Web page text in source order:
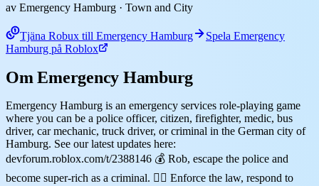
av Emergency Hamburg · Town and City
Tjäna Robux till Emergency Hamburg
Spela Emergency
Hamburg på Roblox
Om Emergency Hamburg
Emergency Hamburg is an emergency services role-playing game
where you can be a police officer, citizen, firefighter, medic, bus
driver, car mechanic, truck driver, or criminal in the German city of
Hamburg. See our latest updates here:
devforum.roblox.com/t/2388146 💰 Rob, escape the police and
become super-rich as a criminal. 👮‍♂️ Enforce the law, respond to